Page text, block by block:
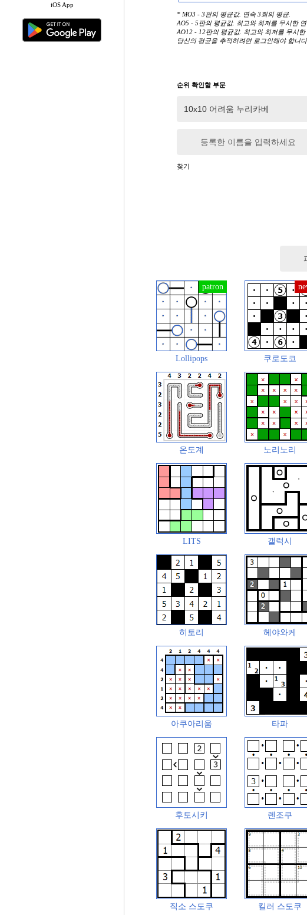
iOS App
* MO3 - 3판의 평균값. 연속 3회의 평균.
AO5 - 5판의 평균값. 최고와 최저를 무시한
AO12 - 12판의 평균값. 최고와 최저를 무시한
당신의 평균을 추적하려면 로그인해야 합니다.
순위 확인할 부문
등록한 이름을 입력하세요
찾기
Lollipops 쿠로도코
온도계 노리노리
LITS 갤럭시
히토리 헤야와케
아쿠아리움 타파
후토시키 렌조쿠
직소 스도쿠 킬러 스도쿠